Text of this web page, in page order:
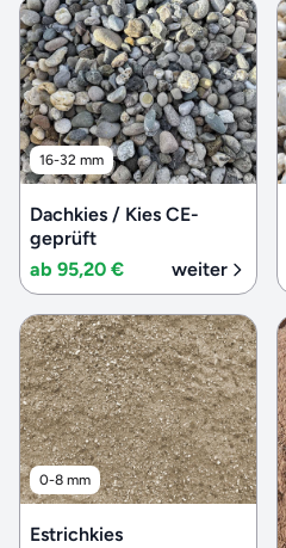
16-32 mm
Dachkies / Kies CE-
geprüft
ab 95,20 €
weiter
0-8 mm
Estrichkies